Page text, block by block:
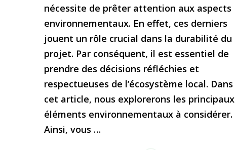
nécessite de prêter attention aux aspects
environnementaux. En effet, ces derniers
jouent un rôle crucial dans la durabilité du
projet. Par conséquent, il est essentiel de
prendre des décisions réfléchies et
respectueuses de l’écosystème local. Dans
cet article, nous explorerons les principaux
éléments environnementaux à considérer.
Ainsi, vous …